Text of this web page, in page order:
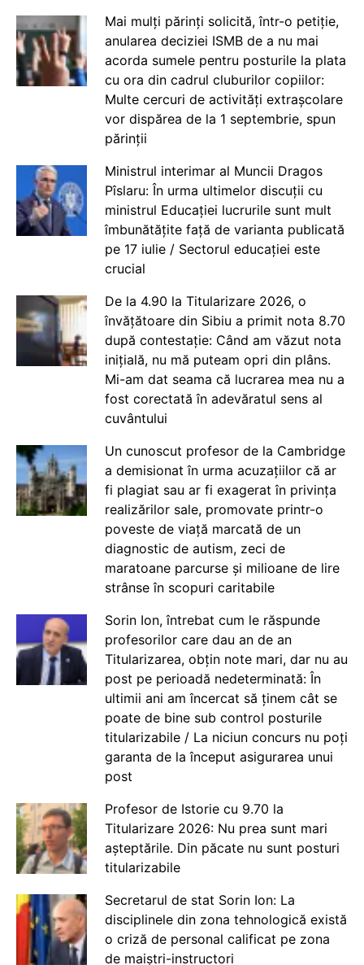
Mai mulți părinți solicită, într-o petiție,
anularea deciziei ISMB de a nu mai
acorda sumele pentru posturile la plata
cu ora din cadrul cluburilor copiilor:
Multe cercuri de activități extrașcolare
vor dispărea de la 1 septembrie, spun
părinții
Ministrul interimar al Muncii Dragos
Pîslaru: În urma ultimelor discuții cu
ministrul Educației lucrurile sunt mult
îmbunătățite față de varianta publicată
pe 17 iulie / Sectorul educației este
crucial
De la 4.90 la Titularizare 2026, o
învățătoare din Sibiu a primit nota 8.70
după contestație: Când am văzut nota
inițială, nu mă puteam opri din plâns.
Mi-am dat seama că lucrarea mea nu a
fost corectată în adevăratul sens al
cuvântului
Un cunoscut profesor de la Cambridge
a demisionat în urma acuzațiilor că ar
fi plagiat sau ar fi exagerat în privința
realizărilor sale, promovate printr-o
poveste de viață marcată de un
diagnostic de autism, zeci de
maratoane parcurse și milioane de lire
strânse în scopuri caritabile
Sorin Ion, întrebat cum le răspunde
profesorilor care dau an de an
Titularizarea, obțin note mari, dar nu au
post pe perioadă nedeterminată: În
ultimii ani am încercat să ținem cât se
poate de bine sub control posturile
titularizabile / La niciun concurs nu poți
garanta de la început asigurarea unui
post
Profesor de Istorie cu 9.70 la
Titularizare 2026: Nu prea sunt mari
așteptările. Din păcate nu sunt posturi
titularizabile
Secretarul de stat Sorin Ion: La
disciplinele din zona tehnologică există
o criză de personal calificat pe zona
de maiștri-instructori